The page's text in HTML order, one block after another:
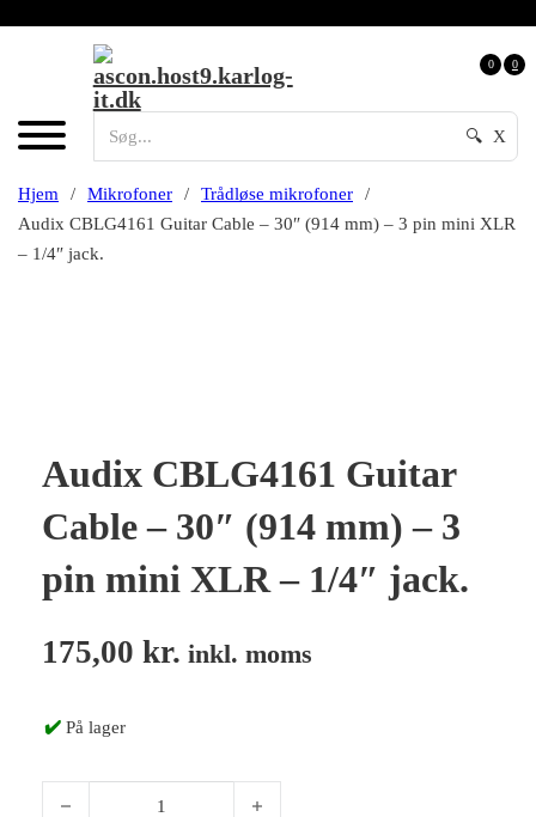
🔍 X
0 0
Hjem / Mikrofoner / Trådløse mikrofoner
/
Audix CBLG4161 Guitar Cable – 30″ (914 mm) – 3 pin mini XLR
– 1/4″ jack.
Audix CBLG4161 Guitar
Cable – 30″ (914 mm) – 3
pin mini XLR – 1/4″ jack.
175,00 kr. inkl. moms
✔️ På lager